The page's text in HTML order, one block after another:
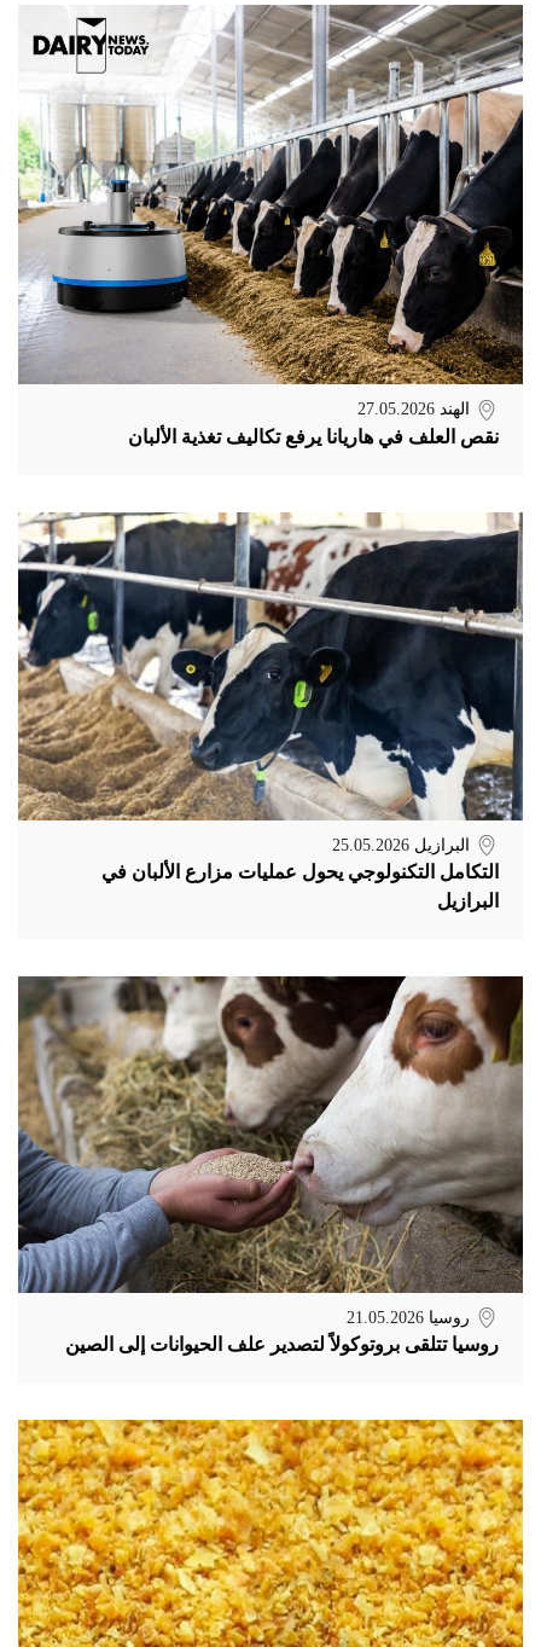
الهند 27.05.2026
نقص العلف في هاريانا يرفع تكاليف تغذية الألبان
البرازيل 25.05.2026
التكامل التكنولوجي يحول عمليات مزارع الألبان في
البرازيل
روسيا 21.05.2026
روسيا تتلقى بروتوكولاً لتصدير علف الحيوانات إلى الصين